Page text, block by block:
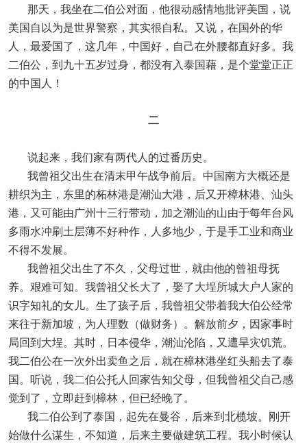
那天，我坐在二伯公对面，他很动感情地批评美国，说
美国自以为是世界警察，其实很自私。又说，在国外的华
人，最爱国了，这几年，中国好，自己在外腰都直好多。我
二伯公，到九十五岁过身，都没有入泰国藉，是个堂堂正正
的中国人！
二
说起来，我们家有两代人的过番历史。
我曾祖父出生在清末甲午战争前后。中国南方大概还是
耕织为主，东里的柘林港是潮汕大港，后又开樟林港、汕头
港，又可能由广州十三行带动，加之潮汕的山由于每年台风
多雨水冲刷土层薄不好种作，人多地少，于是手工业和商业
不得不发展。
我曾祖父出生了不久，父母过世，就由他的曾祖母抚
养。艰难可知。我曾祖父长大了，娶了大埕所城大户人家的
识字知礼的女儿。生了孩子后，我曾祖父带着我大伯公经常
来往于新加坡，为人理数（做财务）。解放前夕，因家事时
局回到大埕。其时，日本侵华，潮汕沦陷，又遭旱灾饥荒。
我二伯公在一次外出卖鱼之后，就在樟林港坐红头船去了泰
国。听说，我二伯公托人回家告知父母，但我曾祖父自己感
觉到了，立即赶到樟林，但已经晚了。
我二伯公到了泰国，起先在曼谷，后来到北榄坡。刚开
始做什么谋生，不知道，后来主要做建筑工程。我小时候认